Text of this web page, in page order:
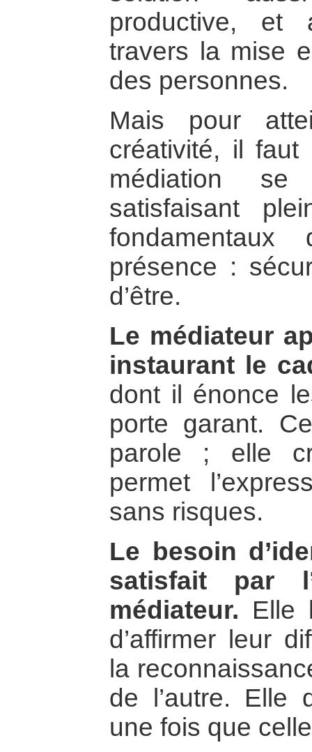
productive, et
travers la mise
des personnes.
Mais pour
créativité, il
médiation
satisfaisant
présence :
d’être.
Le médiateur
instaurant le
dont il énonce
porte garant.
parole ; elle
permet
sans risques.
Le besoin
satisfait par
médiateur. Elle
d’affirmer leur
la
de l’autre. Elle
une fois que